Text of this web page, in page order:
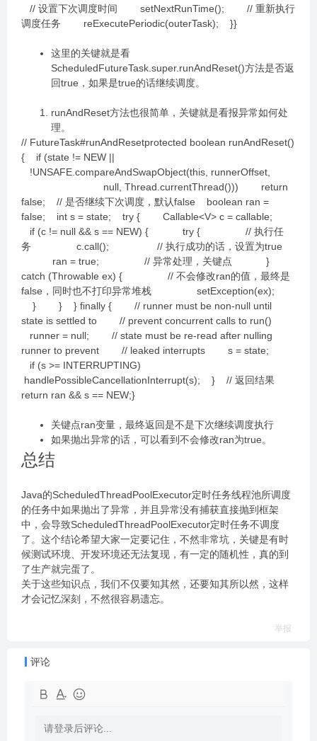
// 设置下次调度时间 setNextRunTime(); // 重新执行
调度任务 reExecutePeriodic(outerTask); }}
这里的关键就是看
ScheduledFutureTask.super.runAndReset()方法是否返
回true，如果是true的话继续调度。
runAndReset方法也很简单，关键就是看报异常如何处
理。
// FutureTask#runAndResetprotected boolean runAndReset()
{ if (state != NEW ||
!UNSAFE.compareAndSwapObject(this, runnerOffset,
null, Thread.currentThread())) return
false; // 是否继续下次调度，默认false boolean ran =
false; int s = state; try { Callable<V> c = callable;
if (c != null && s == NEW) { try { // 执行任
务 c.call(); // 执行成功的话，设置为true
ran = true; // 异常处理，关键点 }
catch (Throwable ex) { // 不会修改ran的值，最终是
false，同时也不打印异常堆栈 setException(ex);
} } } finally { // runner must be non-null until
state is settled to // prevent concurrent calls to run()
runner = null; // state must be re-read after nulling
runner to prevent // leaked interrupts s = state;
if (s >= INTERRUPTING)
handlePossibleCancellationInterrupt(s); } // 返回结果
return ran && s == NEW;}
关键点ran变量，最终返回是不是下次继续调度执行
如果抛出异常的话，可以看到不会修改ran为true。
总结
Java的ScheduledThreadPoolExecutor定时任务线程池所调度
的任务中如果抛出了异常，并且异常没有捕获直接抛到框架
中，会导致ScheduledThreadPoolExecutor定时任务不调度
了。这个结论希望大家一定要记住，不然非常坑，关键是有时
候测试环境、开发环境还无法复现，有一定的随机性，真的到
了生产就完蛋了。
关于这些知识点，我们不仅要知其然，还要知其所以然，这样
才会记忆深刻，不然很容易遗忘。
举报
评论